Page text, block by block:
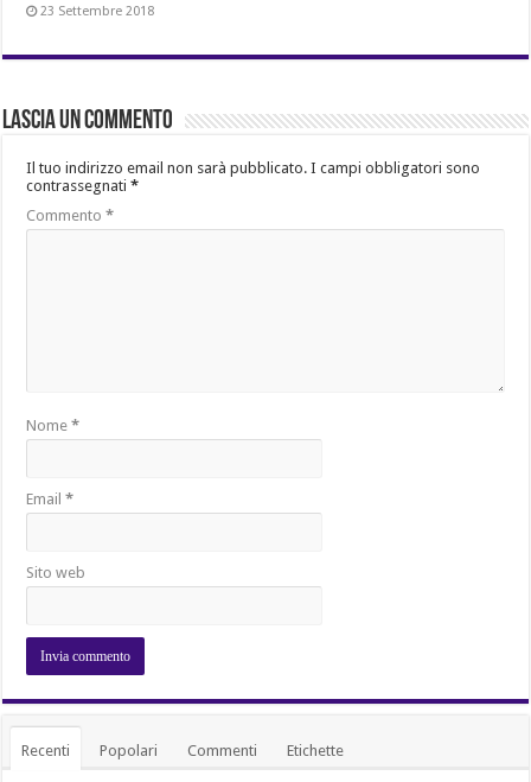
23 Settembre 2018
Lascia un commento
Il tuo indirizzo email non sarà pubblicato. I campi obbligatori sono
contrassegnati*
Commento*
Nome*
Email*
Sito web
Recenti Popolari Commenti Etichette